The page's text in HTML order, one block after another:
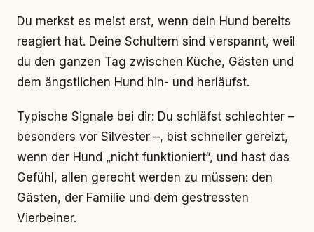
Du merkst es meist erst, wenn dein Hund bereits
reagiert hat. Deine Schultern sind verspannt, weil
du den ganzen Tag zwischen Küche, Gästen und
dem ängstlichen Hund hin- und herläufst.
Typische Signale bei dir: Du schläfst schlechter –
besonders vor Silvester –, bist schneller gereizt,
wenn der Hund „nicht funktioniert“, und hast das
Gefühl, allen gerecht werden zu müssen: den
Gästen, der Familie und dem gestressten
Vierbeiner.